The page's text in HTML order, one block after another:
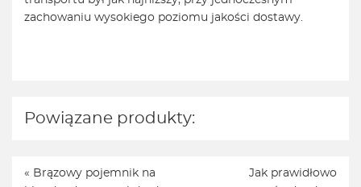
zachowaniu wysokiego poziomu jakości dostawy.
Powiązane produkty:
« Brązowy pojemnik na
Jak prawidłowo